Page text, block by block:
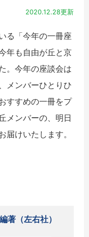
2020.12.28更新
る「今年の一冊座
年も自由が丘と京
。今年の座談会は
メンバーひとりひ
すすめの一冊をプ
メンバーの、明日
届けいたします。
著（左右社）